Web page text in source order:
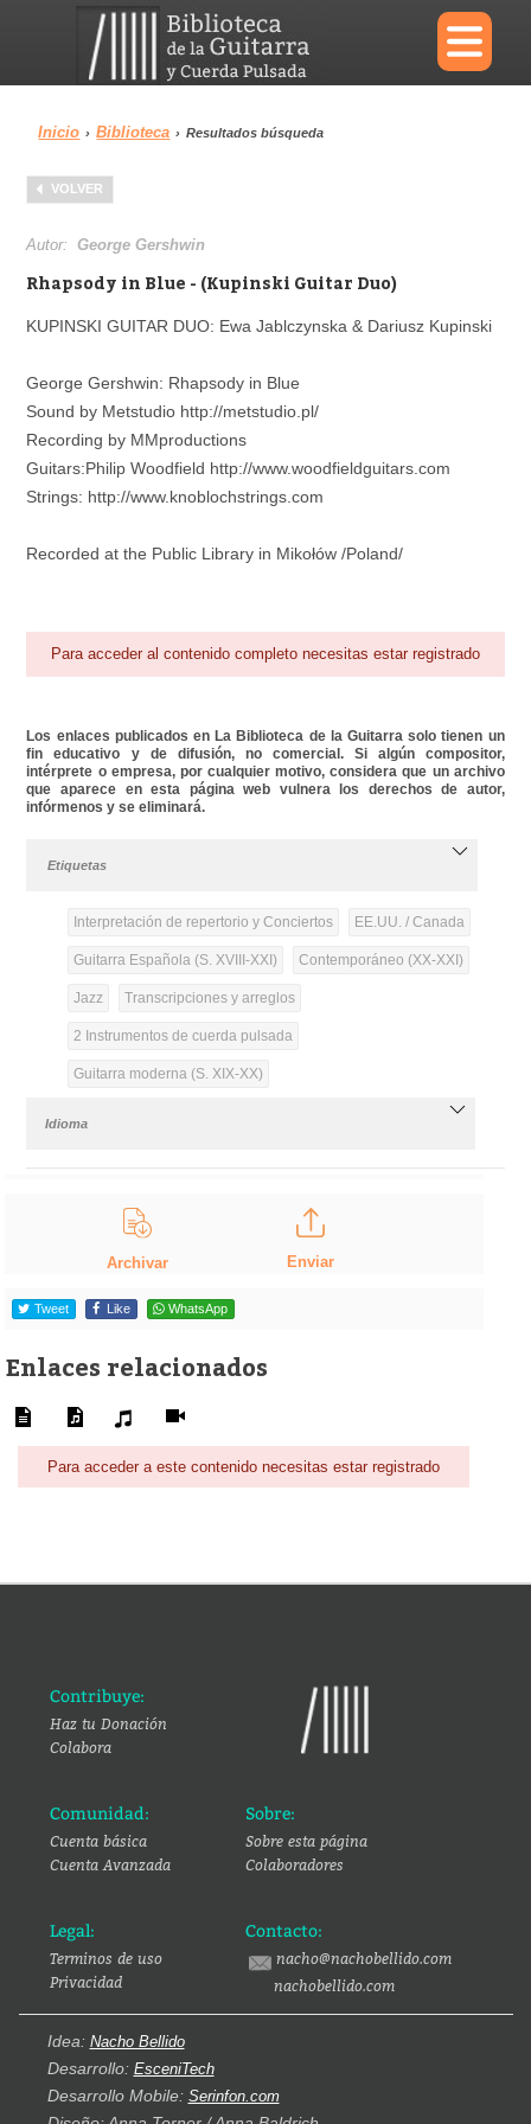
×
Menu
Biblioteca
Inicio › Biblioteca › Resultados búsqueda
VOLVER
Autor:George Gershwin
Rhapsody in Blue - (Kupinski Guitar Duo)
KUPINSKI GUITAR DUO: Ewa Jablczynska & Dariusz Kupinski
George Gershwin: Rhapsody in Blue
Sound by Metstudio http://metstudio.pl/
Recording by MMproductions
Guitars:Philip Woodfield http://www.woodfieldguitars.com
Strings: http://www.knoblochstrings.com
Recorded at the Public Library in Mikołów /Poland/
Para acceder al contenido completo necesitas estar registrado
Los enlaces publicados en La Biblioteca de la Guitarra solo tienen un
fin educativo y de difusión, no comercial. Si algún compositor,
intérprete o empresa, por cualquier motivo, considera que un archivo
que aparece en esta página web vulnera los derechos de autor,
infórmenos y se eliminará.
Etiquetas
Interpretación de repertorio y Conciertos EE.UU. / Canada
Guitarra Española (S. XVIII-XXI) Contemporáneo (XX-XXI)
Jazz Transcripciones y arreglos
2 Instrumentos de cuerda pulsada
Guitarra moderna (S. XIX-XX)
Idioma
Archivar Enviar
Tweet Like WhatsApp
Enlaces relacionados
Para acceder a este contenido necesitas estar registrado
Contribuye:
Haz tu Donación
Colabora
Comunidad:
Cuenta básica
Cuenta Avanzada
Sobre:
Sobre esta página
Colaboradores
Legal:
Terminos de uso
Privacidad
Contacto:
nacho@nachobellido.com
nachobellido.com
Idea: Nacho Bellido
Desarrollo: EsceniTech
Desarrollo Mobile: Serinfon.com